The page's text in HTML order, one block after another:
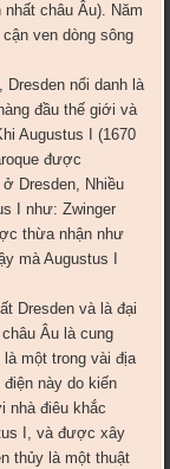
châu Âu). Năm
ven dòng sông
nổi danh là
đầu thế giới và
Augustus I (1670
được
Dresden, Nhiều
I như: Zwinger
thừa nhận như
mà Augustus I
Dresden và là đại
Âu là cung
một trong vài địa
này do kiến
nhà điêu khắc
I, và được xây
thủy là một thuật